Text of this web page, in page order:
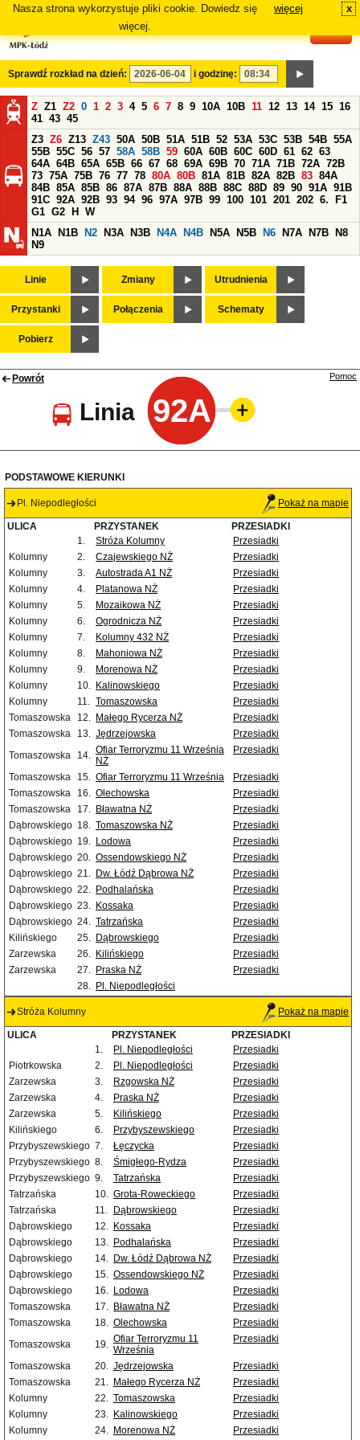
Nasza strona wykorzystuje pliki cookie. Dowiedz się
więcej.
więcej x
Sprawdź rozkład na dzień: i godzinę:
Z Z1 Z2 0 1 2 3 4 5 6 7 8 9 10A 10B 11 12 13 14 15 16
41 43 45
Z3 Z6 Z13 Z43 50A 50B 51A 51B 52 53A 53C 53B 54B 55A
55B 55C 56 57 58A 58B 59 60A 60B 60C 60D 61 62 63
64A 64B 65A 65B 66 67 68 69A 69B 70 71A 71B 72A 72B
73 75A 75B 76 77 78 80A 80B 81A 81B 82A 82B 83 84A
84B 85A 85B 86 87A 87B 88A 88B 88C 88D 89 90 91A 91B
91C 92A 92B 93 94 96 97A 97B 99 100 101 201 202 6.
F1
G1 G2 H
W
N1A
N1B N2 N3A N3B N4A N4B N5A N5B N6 N7A N7B
N8
N9
Linie Zmiany Utrudnienia
Przystanki Połączenia Schematy
Pobierz
Powrót
Linia 92A
Pomoc
PODSTAWOWE KIERUNKI
Pl. Niepodległości Pokaż na mapie
ULICA PRZYSTANEK
PRZESIADKI
1.
Stróża Kolumny
Przesiadki
Kolumny
2. Czajewskiego NŻ
Przesiadki
Kolumny
3. Autostrada A1 NŻ
Przesiadki
Kolumny
4. Platanowa NŻ
Przesiadki
Kolumny
5. Mozaikowa NŻ
Przesiadki
Kolumny
6. Ogrodnicza NŻ
Przesiadki
Kolumny
7. Kolumny 432 NŻ
Przesiadki
Kolumny
8. Mahoniowa NŻ
Przesiadki
Kolumny
9. Morenowa NŻ
Przesiadki
Kolumny
10. Kalinowskiego
Przesiadki
Kolumny
11. Tomaszowska
Przesiadki
Tomaszowska
12. Małego Rycerza NŻ
Przesiadki
Tomaszowska
13. Jędrzejowska
Przesiadki
Tomaszowska
14. Ofiar Terroryzmu 11 Września
NŻ
Przesiadki
Tomaszowska 15. Ofiar Terroryzmu 11 Września
Przesiadki
Tomaszowska
16. Olechowska
Przesiadki
Tomaszowska
17. Bławatna NŻ
Przesiadki
Dąbrowskiego 18. Tomaszowska NŻ
Przesiadki
Dąbrowskiego 19. Lodowa
Przesiadki
Dąbrowskiego 20. Ossendowskiego NŻ
Przesiadki
Dąbrowskiego 21. Dw. Łódź Dąbrowa NŻ
Przesiadki
Dąbrowskiego 22. Podhalańska
Przesiadki
Dąbrowskiego 23. Kossaka
Przesiadki
Dąbrowskiego 24. Tatrzańska
Przesiadki
Kilińskiego
25. Dąbrowskiego
Przesiadki
Zarzewska
26. Kilińskiego
Przesiadki
Zarzewska
27. Praska NŻ
Przesiadki
28. Pl. Niepodległości
Stróża Kolumny Pokaż na mapie
ULICA PRZYSTANEK
PRZESIADKI
1.
Pl. Niepodległości
Przesiadki
Piotrkowska
2. Pl. Niepodległości
Przesiadki
Zarzewska
3. Rzgowska NŻ
Przesiadki
Zarzewska
4. Praska NŻ
Przesiadki
Zarzewska
5. Kilińskiego
Przesiadki
Kilińskiego
6. Przybyszewskiego
Przesiadki
Przybyszewskiego 7. Łęczycka
Przesiadki
Przybyszewskiego 8. Śmigłego-Rydza
Przesiadki
Przybyszewskiego 9. Tatrzańska
Przesiadki
Tatrzańska
10. Grota-Roweckiego
Przesiadki
Tatrzańska
11. Dąbrowskiego
Przesiadki
Dąbrowskiego
12. Kossaka
Przesiadki
Dąbrowskiego
13. Podhalańska
Przesiadki
Dąbrowskiego
14. Dw. Łódź Dąbrowa NŻ
Przesiadki
Dąbrowskiego
15. Ossendowskiego NŻ
Przesiadki
Dąbrowskiego
16. Lodowa
Przesiadki
Tomaszowska
17. Bławatna NŻ
Przesiadki
Tomaszowska
18. Olechowska
Przesiadki
Tomaszowska
19. Ofiar Terroryzmu 11
Września
Przesiadki
Tomaszowska 20. Jędrzejowska
Przesiadki
Tomaszowska
21. Małego Rycerza NŻ
Przesiadki
Kolumny
22. Tomaszowska
Przesiadki
Kolumny
23. Kalinowskiego
Przesiadki
Kolumny
24. Morenowa NŻ Przesiadki